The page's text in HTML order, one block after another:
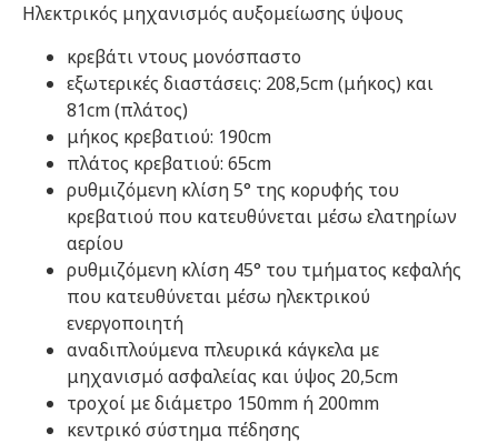
Ηλεκτρικός μηχανισμός αυξομείωσης ύψους
κρεβάτι ντους μονόσπαστο
εξωτερικές διαστάσεις: 208,5cm (μήκος) και
81cm (πλάτος)
μήκος κρεβατιού: 190cm
πλάτος κρεβατιού: 65cm
ρυθμιζόμενη κλίση 5° της κορυφής του
κρεβατιού που κατευθύνεται μέσω ελατηρίων
αερίου
ρυθμιζόμενη κλίση 45° του τμήματος κεφαλής
που κατευθύνεται μέσω ηλεκτρικού
ενεργοποιητή
αναδιπλούμενα πλευρικά κάγκελα με
μηχανισμό ασφαλείας και ύψος 20,5cm
τροχοί με διάμετρο 150mm ή 200mm
κεντρικό σύστημα πέδησης